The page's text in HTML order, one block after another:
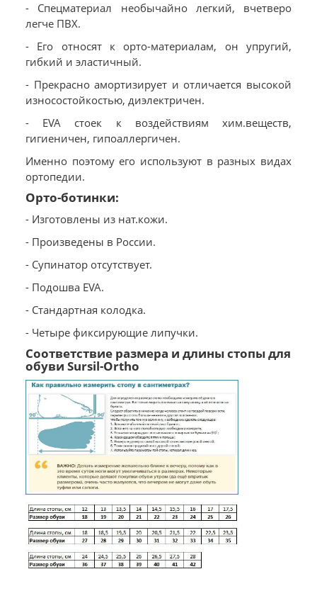
- Спецматериал необычайно легкий, вчетверо
легче ПВХ.
- Его относят к орто-материалам, он упругий,
гибкий и эластичный.
- Прекрасно амортизирует и отличается высокой
износостойкостью, диэлектричен.
- EVA стоек к воздействиям хим.веществ,
гигиеничен, гипоаллергичен.
Именно поэтому его используют в разных видах
ортопедии.
Орто-ботинки:
- Изготовлены из нат.кожи.
- Произведены в России.
- Супинатор отсутствует.
- Подошва EVA.
- Стандартная колодка.
- Четыре фиксирующие липучки.
Соответствие размера и длины стопы для
обуви Sursil-Ortho